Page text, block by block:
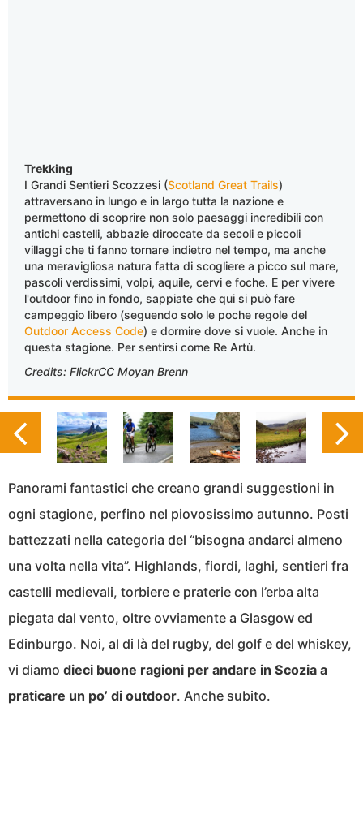
Trekking
I Grandi Sentieri Scozzesi (Scotland Great Trails)
attraversano in lungo e in largo tutta la nazione e
permettono di scoprire non solo paesaggi incredibili con
antichi castelli, abbazie diroccate da secoli e piccoli
villaggi che ti fanno tornare indietro nel tempo, ma anche
una meravigliosa natura fatta di scogliere a picco sul mare,
pascoli verdissimi, volpi, aquile, cervi e foche. E per vivere
l'outdoor fino in fondo, sappiate che qui si può fare
campeggio libero (seguendo solo le poche regole del
Outdoor Access Code) e dormire dove si vuole. Anche in
questa stagione. Per sentirsi come Re Artù.
Credits: FlickrCC Moyan Brenn
Panorami fantastici che creano grandi suggestioni in
ogni stagione, perfino nel piovosissimo autunno. Posti
battezzati nella categoria del “bisogna andarci almeno
una volta nella vita”. Highlands, fiordi, laghi, sentieri fra
castelli medievali, torbiere e praterie con l’erba alta
piegata dal vento, oltre ovviamente a Glasgow ed
Edinburgo. Noi, al di là del rugby, del golf e del whiskey,
vi diamo dieci buone ragioni per andare in Scozia a
praticare un po’ di outdoor. Anche subito.